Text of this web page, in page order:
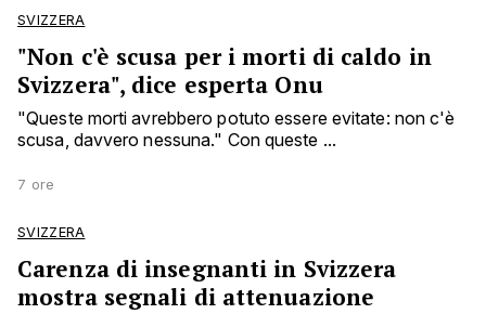
SVIZZERA
"Non c'è scusa per i morti di caldo in
Svizzera", dice esperta Onu
"Queste morti avrebbero potuto essere evitate: non c'è
scusa, davvero nessuna." Con queste ...
7 ore
SVIZZERA
Carenza di insegnanti in Svizzera
mostra segnali di attenuazione